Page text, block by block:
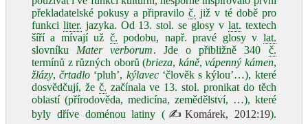
překladatelské pokusy a připraviloč. již v té době pro
funkci liter. jazyka. Od 13. stol. se glosy v lat. textech
šíří a mívají už č. podobu, např. pravé glosy v lat.
slovníku Mater verborum. Jde o přibližně 340 č.
termínů z různých oborů (brieza, káně,vápenný kámen,
žlázy,črtadlo ‘pluh’, kýlavec‘člověk s kýlou’…), které
dosvědčují, že č. začínala ve 13. stol. pronikat do těch
oblastí (přírodověda, medicína, zemědělství, …), které
byly dříve doménou latiny ( ✍Komárek, 2012:19).